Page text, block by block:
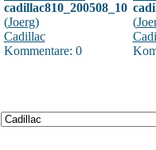
cadillac810_200508_10
(Joerg)
Cadillac
Kommentare: 0
(